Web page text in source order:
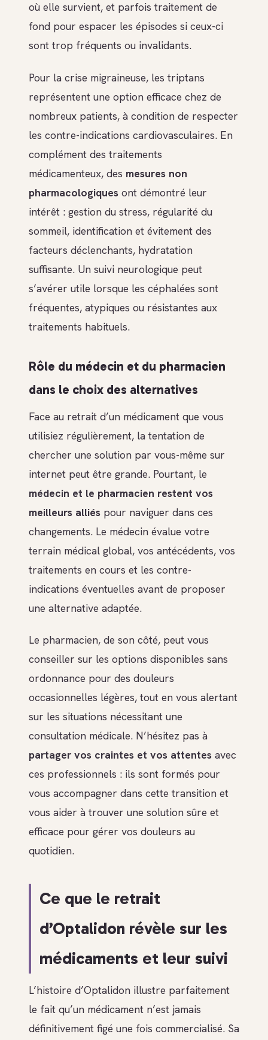
où elle survient, et parfois traitement de
fond pour espacer les épisodes si ceux-ci
sont trop fréquents ou invalidants.
Pour la crise migraineuse, les triptans
représentent une option efficace chez de
nombreux patients, à condition de respecter
les contre-indications cardiovasculaires. En
complément des traitements
médicamenteux, des mesures non
pharmacologiques ont démontré leur
intérêt : gestion du stress, régularité du
sommeil, identification et évitement des
facteurs déclenchants, hydratation
suffisante. Un suivi neurologique peut
s’avérer utile lorsque les céphalées sont
fréquentes, atypiques ou résistantes aux
traitements habituels.
Rôle du médecin et du pharmacien
dans le choix des alternatives
Face au retrait d’un médicament que vous
utilisiez régulièrement, la tentation de
chercher une solution par vous-même sur
internet peut être grande. Pourtant, le
médecin et le pharmacien restent vos
meilleurs alliés pour naviguer dans ces
changements. Le médecin évalue votre
terrain médical global, vos antécédents, vos
traitements en cours et les contre-
indications éventuelles avant de proposer
une alternative adaptée.
Le pharmacien, de son côté, peut vous
conseiller sur les options disponibles sans
ordonnance pour des douleurs
occasionnelles légères, tout en vous alertant
sur les situations nécessitant une
consultation médicale. N’hésitez pas à
partager vos craintes et vos attentes avec
ces professionnels : ils sont formés pour
vous accompagner dans cette transition et
vous aider à trouver une solution sûre et
efficace pour gérer vos douleurs au
quotidien.
Ce que le retrait
d’Optalidon révèle sur les
médicaments et leur suivi
L’histoire d’Optalidon illustre parfaitement
le fait qu’un médicament n’est jamais
définitivement figé une fois commercialisé. Sa